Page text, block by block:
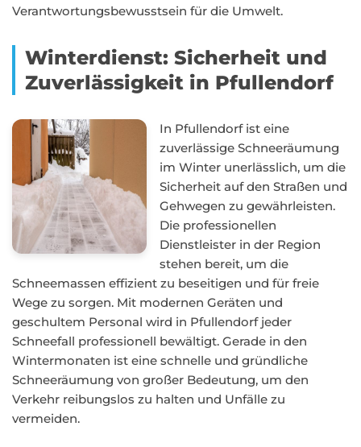
Verantwortungsbewusstsein für die Umwelt.
Winterdienst: Sicherheit und
Zuverlässigkeit in Pfullendorf
In Pfullendorf ist eine
zuverlässige Schneeräumung
im Winter unerlässlich, um die
Sicherheit auf den Straßen und
Gehwegen zu gewährleisten.
Die professionellen
Dienstleister in der Region
stehen bereit, um die
Schneemassen effizient zu beseitigen und für freie
Wege zu sorgen. Mit modernen Geräten und
geschultem Personal wird in Pfullendorf jeder
Schneefall professionell bewältigt. Gerade in den
Wintermonaten ist eine schnelle und gründliche
Schneeräumung von großer Bedeutung, um den
Verkehr reibungslos zu halten und Unfälle zu
vermeiden.